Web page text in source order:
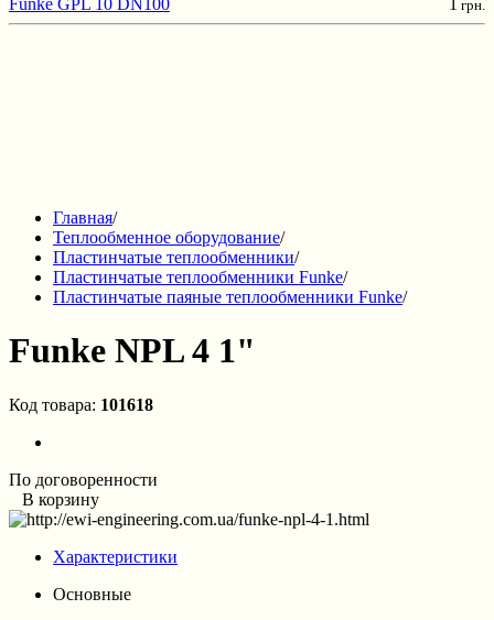
Funke GPL 10 DN100 1 грн.
Главная/
Теплообменное оборудование/
Пластинчатые теплообменники/
Пластинчатые теплообменники Funke/
Пластинчатые паяные теплообменники Funke/
Funke NPL 4 1"
Код товара: 101618
По договоренности
В корзину
Характеристики
Основные